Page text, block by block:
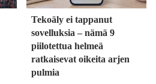
Tekoäly ei tappanut
sovelluksia – nämä 9
piilotettua helmeä
ratkaisevat oikeita arjen
pulmia